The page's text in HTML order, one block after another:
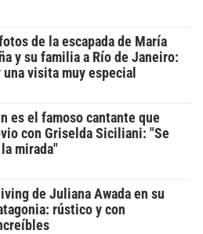
de la escapada de María
y su familia a Río de Janeiro:
una visita muy especial
es el famoso cantante que
con Griselda Siciliani: "Se
mirada"
de Juliana Awada en su
rústico y con